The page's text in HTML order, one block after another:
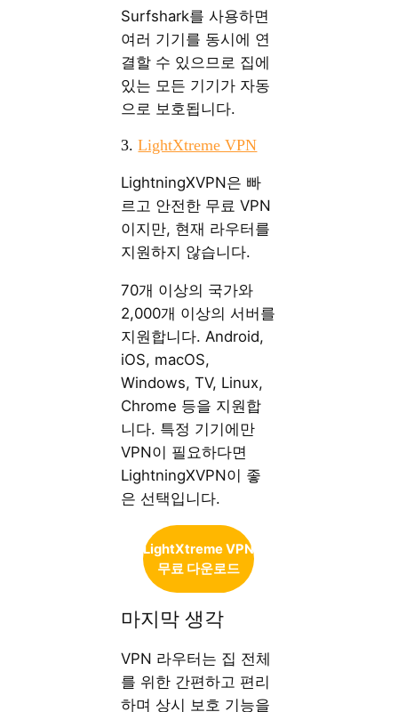
Surfshark를 사용하면
여러 기기를 동시에 연
결할 수 있으므로 집에
있는 모든 기기가 자동
으로 보호됩니다.
3.LightXtreme VPN
LightningXVPN은 빠
르고 안전한 무료 VPN
이지만, 현재 라우터를
지원하지 않습니다.
70개 이상의 국가와
2,000개 이상의 서버를
지원합니다. Android,
iOS, macOS,
Windows, TV, Linux,
Chrome 등을 지원합
니다. 특정 기기에만
VPN이 필요하다면
LightningXVPN이 좋
은 선택입니다.
LightXtreme VPN
무료 다운로드
마지막 생각
VPN 라우터는 집 전체
를 위한 간편하고 편리
하며 상시 보호 기능을